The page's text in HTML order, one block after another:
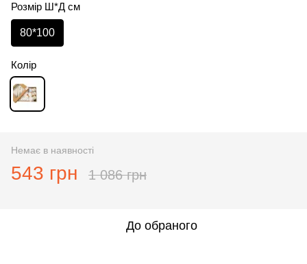
Розмір Ш*Д см
80*100
Колір
Немає в наявності
543 грн 1 086 грн
До обраного